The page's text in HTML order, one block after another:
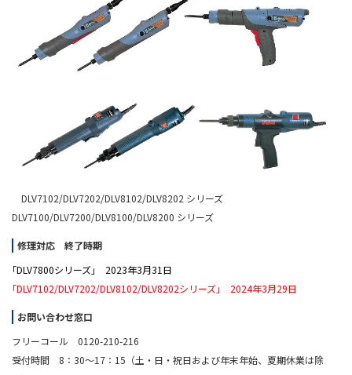
DLV7102/DLV7202/DLV8102/DLV8202 シリーズ
DLV7100/DLV7200/DLV8100/DLV8200 シリーズ
修理対応 終了時期
｢DLV7800シリーズ｣ 2023年3月31日
｢DLV7102/DLV7202/DLV8102/DLV8202シリーズ｣ 2024年3月29日
お問い合わせ窓口
フリーコール 0120-210-216
受付時間 8：30～17：15（土・日・祝日および年末年始、夏期休業は除